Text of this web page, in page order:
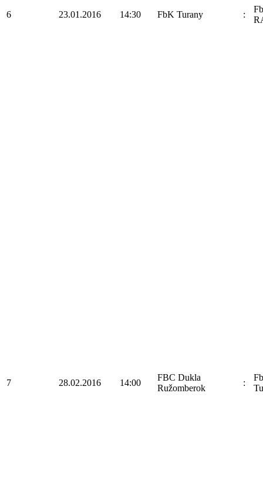
6 23.01.2016 14:30 FbK Turany :
7 28.02.2016 14:00
FBC Dukla
Ružomberok
: